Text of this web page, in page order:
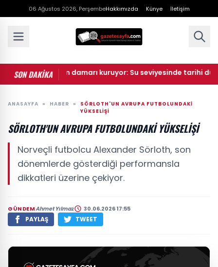
06 Ağustos 2026, PerşembeHakkımızda Künye İletişim
SON DAKİKA
Avrupa'nın can damarı kuruyor: Su seviyesinde tarihi düşüş
ANASAYFA » HABER »
SÖRLOTH'UN AVRUPA FUTBOLUNDAKI
YÜKSELIŞI
SÖRLOTH'UN AVRUPA FUTBOLUNDAKI YÜKSELIŞI
Norveçli futbolcu Alexander Sörloth, son
dönemlerde gösterdiği performansla
dikkatleri üzerine çekiyor.
GÜNDEMAhmet Yılmaz 30.06.2026 17:55
PAYLAŞ TWEET